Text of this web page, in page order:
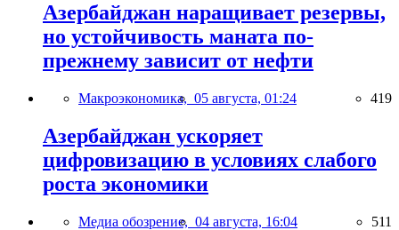
Азербайджан наращивает резервы,
но устойчивость маната по-
прежнему зависит от нефти
Макроэкономика, 05 августа, 01:24 419
Азербайджан ускоряет
цифровизацию в условиях слабого
роста экономики
Медиа обозрение, 04 августа, 16:04 511